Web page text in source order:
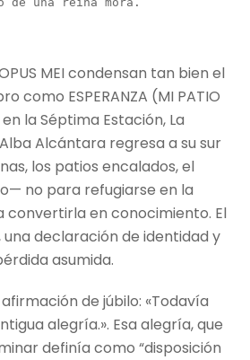
MEI condensan tan bien el
como ESPERANZA (MI PATIO
la Séptima Estación, La
Alcántara regresa a su sur
los patios encalados, el
no para refugiarse en la
convertirla en conocimiento. El
una declaración de identidad y
asumida.
de júbilo: «Todavía
alegría.». Esa alegría, que
definía como “disposición